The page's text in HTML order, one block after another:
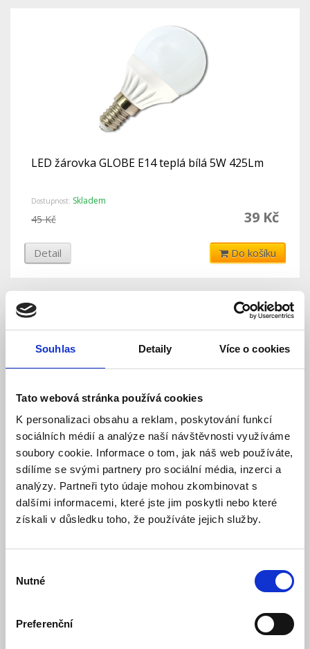
Souhlas Detaily Více o cookies
Tato webová stránka používá cookies
K personalizaci obsahu a reklam, poskytování funkcí
sociálních médií a analýze naší návštěvnosti využíváme
soubory cookie. Informace o tom, jak náš web používáte,
sdílíme se svými partnery pro sociální média, inzerci a
analýzy. Partneři tyto údaje mohou zkombinovat s
dalšími informacemi, které jste jim poskytli nebo které
získali v důsledku toho, že používáte jejich služby.
souhlasu
Nutné
Preferenční
LED žárovka GLOBE E14 teplá bílá 5W 425Lm
Dostupnost: Skladem
39 Kč
45 Kč
Detail Do košíku
LED žárovka MR16, teplá bílá, 5W, 470Lm
Dostupnost:Skladem
49 Kč
67 Kč